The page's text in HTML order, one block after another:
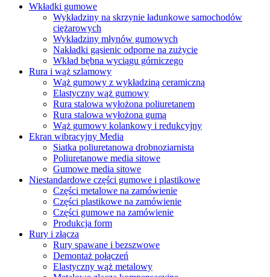
Wkładki gumowe
Wykładziny na skrzynie ładunkowe samochodów
ciężarowych
Wykładziny młynów gumowych
Nakładki gąsienic odporne na zużycie
Wkład bębna wyciągu górniczego
Rura i wąż szlamowy
Wąż gumowy z wykładziną ceramiczną
Elastyczny wąż gumowy
Rura stalowa wyłożona poliuretanem
Rura stalowa wyłożona gumą
Wąż gumowy kolankowy i redukcyjny
Ekran wibracyjny Media
Siatka poliuretanowa drobnoziarnista
Poliuretanowe media sitowe
Gumowe media sitowe
Niestandardowe części gumowe i plastikowe
Części metalowe na zamówienie
Części plastikowe na zamówienie
Części gumowe na zamówienie
Produkcja form
Rury i złącza
Rury spawane i bezszwowe
Demontaż połączeń
Elastyczny wąż metalowy